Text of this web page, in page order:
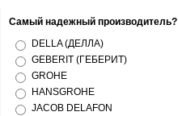
Самый надежный производитель?
DELLA (ДЕЛЛА)
GEBERIT (ГЕБЕРИТ)
GROHE
HANSGROHE
JACOB DELAFON